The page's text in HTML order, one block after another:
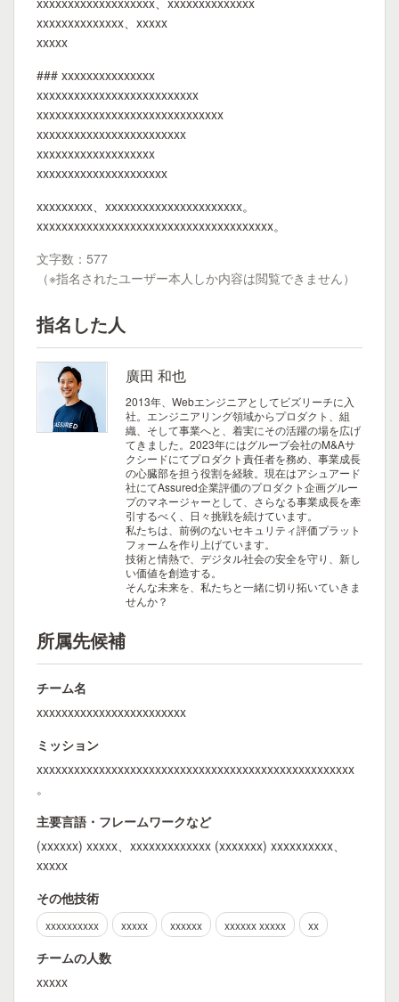
xxxxxxxxxxxxxx、xxxxx
xxxxx
### xxxxxxxxxxxxxxx
xxxxxxxxxxxxxxxxxxxxxxxxxx
xxxxxxxxxxxxxxxxxxxxxxxxxxxxxx
xxxxxxxxxxxxxxxxxxxxxxxx
xxxxxxxxxxxxxxxxxxx
xxxxxxxxxxxxxxxxxxxxx
xxxxxxxxx、xxxxxxxxxxxxxxxxxxxxxx。
xxxxxxxxxxxxxxxxxxxxxxxxxxxxxxxxxxxxxx。
文字数：577
（※指名されたユーザー本人しか内容は閲覧できません）
指名した人
廣田 和也
2013年、Webエンジニアとしてビズリーチに入
社。エンジニアリング領域からプロダクト、組
織、そして事業へと、着実にその活躍の場を広げ
てきました。2023年にはグループ会社のM&Aサ
クシードにてプロダクト責任者を務め、事業成長
の心臓部を担う役割を経験。現在はアシュアード
社にてAssured企業評価のプロダクト企画グルー
プのマネージャーとして、さらなる事業成長を牽
引するべく、日々挑戦を続けています。
私たちは、前例のないセキュリティ評価プラット
フォームを作り上げています。
技術と情熱で、デジタル社会の安全を守り、新し
い価値を創造する。
そんな未来を、私たちと一緒に切り拓いていきま
せんか？
所属先候補
チーム名
xxxxxxxxxxxxxxxxxxxxxxxx
ミッション
xxxxxxxxxxxxxxxxxxxxxxxxxxxxxxxxxxxxxxxxxxxxxxxxxxx
。
主要言語・フレームワークなど
(xxxxxx) xxxxx、xxxxxxxxxxxxx (xxxxxxx) xxxxxxxxxx、
xxxxx
その他技術
xxxxxxxxxx xxxxx xxxxxx xxxxxx xxxxx xx
チームの人数
xxxxx